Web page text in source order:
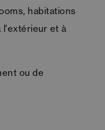
habitations
l'extérieur et à
ou de